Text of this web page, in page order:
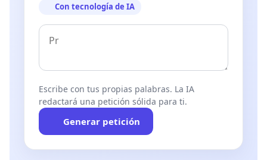
Con tecnología de IA
Escribe con tus propias palabras. La IA
redactará una petición sólida para ti.
Generar petición